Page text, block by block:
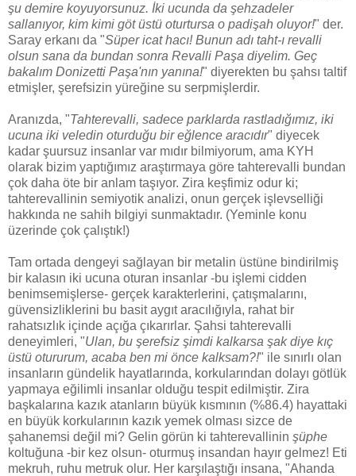
şu demire koyuyorsunuz. İki ucunda da şehzadeler
sallanıyor, kim kimi göt üstü oturtursa o padişah oluyor!" der.
Saray erkanı da "Süper icat hacı! Bunun adı taht-ı revalli
olsun sana da bundan sonra Revalli Paşa diyelim. Geç
bakalım Donizetti Paşa'nın yanına!" diyerekten bu şahsı taltif
etmişler, şerefsizin yüreğine su serpmişlerdir.
Aranızda, "Tahterevalli, sadece parklarda rastladığımız, iki
ucuna iki veledin oturduğu bir eğlence aracıdır" diyecek
kadar şuursuz insanlar var mıdır bilmiyorum, ama KYH
olarak bizim yaptığımız araştırmaya göre tahterevalli bundan
çok daha öte bir anlam taşıyor. Zira keşfimiz odur ki;
tahterevallinin semiyotik analizi, onun gerçek işlevselliği
hakkında ne sahih bilgiyi sunmaktadır. (Yeminle konu
üzerinde çok çalıştık!)
Tam ortada dengeyi sağlayan bir metalin üstüne bindirilmiş
bir kalasın iki ucuna oturan insanlar -bu işlemi cidden
benimsemişlerse- gerçek karakterlerini, çatışmalarını,
güvensizliklerini bu basit aygıt aracılığıyla, rahat bir
rahatsızlık içinde açığa çıkarırlar. Şahsi tahterevalli
deneyimleri, "Ulan, bu şerefsiz şimdi kalkarsa şak diye kıç
üstü otururum, acaba ben mi önce kalksam?!" ile sınırlı olan
insanların gündelik hayatlarında, korkularından dolayı götlük
yapmaya eğilimli insanlar olduğu tespit edilmiştir. Zira
başkalarına kazık atanların büyük kısmının (%86.4) hayattaki
en büyük korkularının kazık yemek olması sizce de
şahanemsi değil mi? Gelin görün ki tahterevallinin şüphe
koltuğuna -bir kez olsun- oturmuş insandan hayır gelmez! Eti
mekruh, ruhu metruk olur. Her karşılaştığı insana, "Ahanda